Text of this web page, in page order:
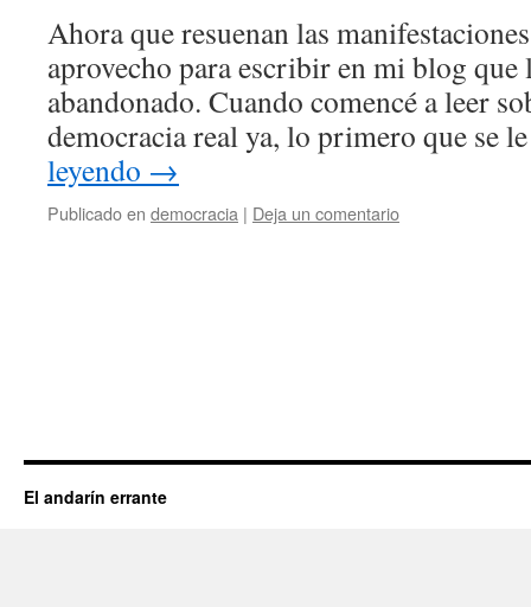
Ahora que resuenan las
aprovecho para escribir en mi blog que
abandonado. Cuando comencé a leer
democracia real ya, lo primero que se
leyendo →
Publicado en democracia | Deja un comentario
El andarín errante